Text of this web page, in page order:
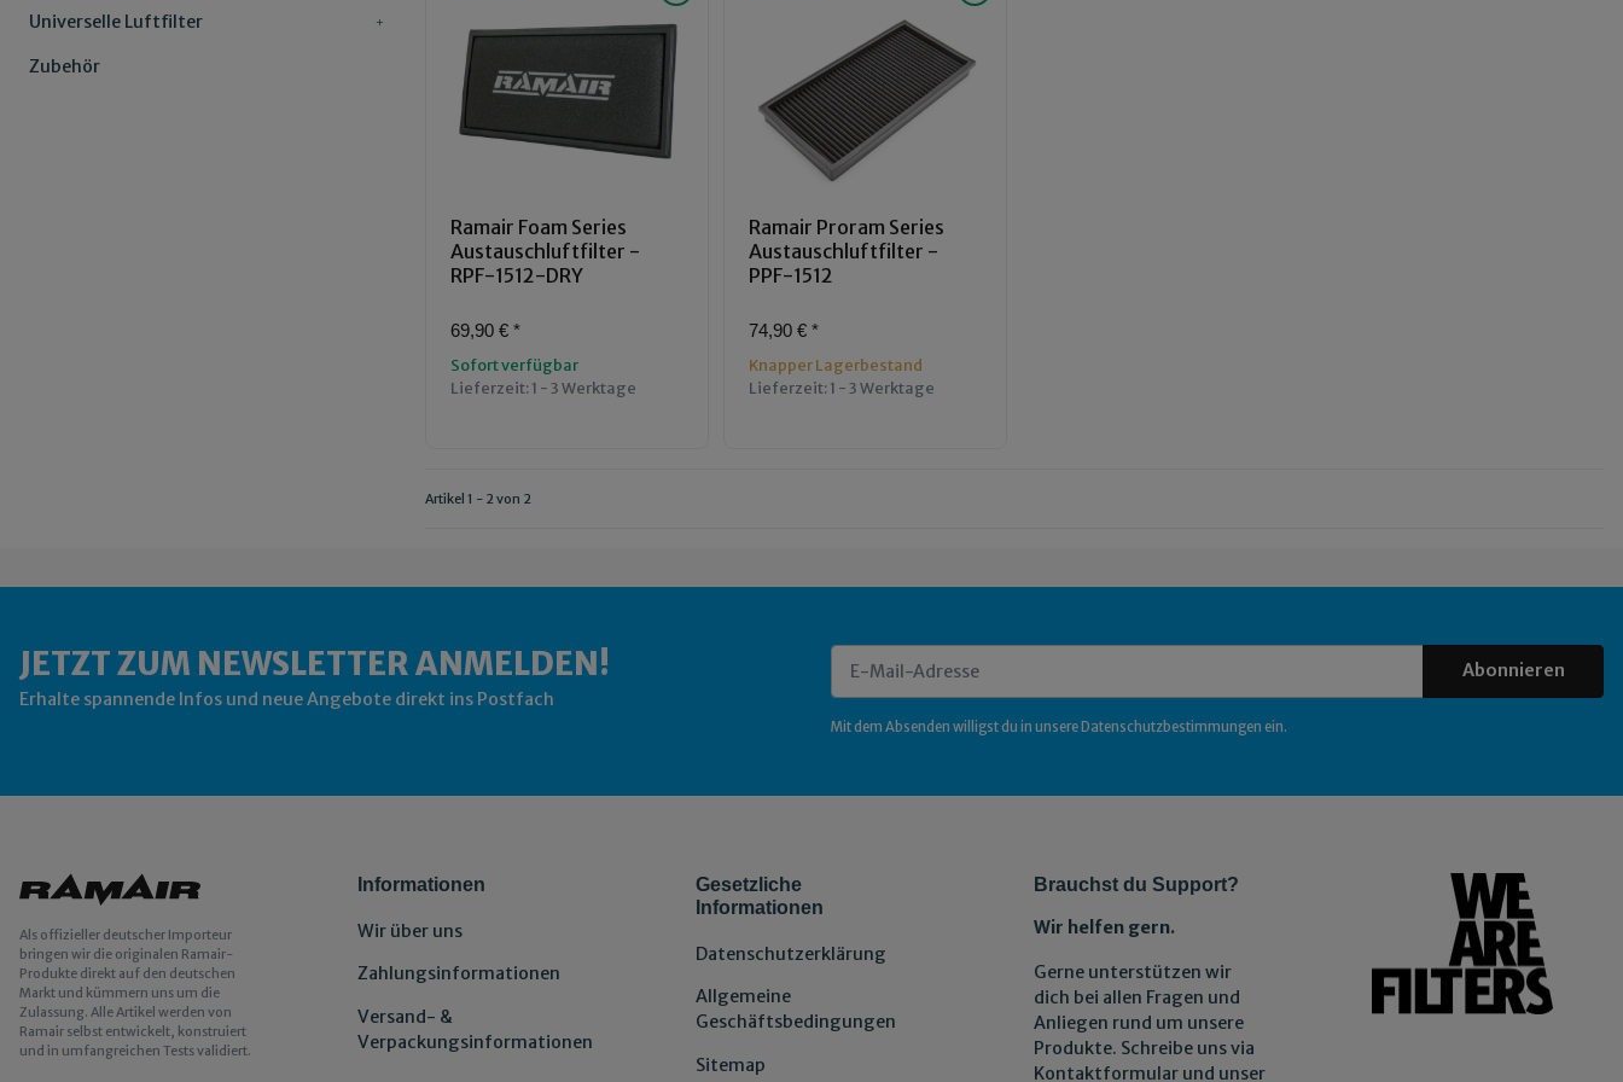
Ramair Foam Series
Austauschluftfilter -
RPF-1512-DRY
69,90 € *
Sofort verfügbar
Lieferzeit:1 - 3 Werktage
Ramair Proram Series
Austauschluftfilter -
PPF-1512
74,90 € *
Knapper Lagerbestand
Lieferzeit:1 - 3 Werktage
Artikel 1 - 2 von 2
Universelle Luftfilter
Zubehör
JETZT ZUM NEWSLETTER ANMELDEN!
Erhalte spannende Infos und neue Angebote direkt ins Postfach
Abonnieren
Mit dem Absenden willigst du in unsereDatenschutzbestimmungen ein.
Als offizieller deutscher Importeur
bringen wir die originalen Ramair-
Produkte direkt auf den deutschen
Markt und kümmern uns um die
Zulassung. Alle Artikel werden von
Ramair selbst entwickelt, konstruiert
und in umfangreichen Tests validiert.
Informationen
Wir über uns
Zahlungsinformationen
Versand- &
Verpackungsinformationen
Gesetzliche
Informationen
Datenschutzerklärung
Allgemeine
Geschäftsbedingungen
Sitemap
Brauchst du Support?
Wir helfen gern.
Gerne unterstützen wir
dich bei allen Fragen und
Anliegen rund um unsere
Produkte. Schreibe uns via
Kontaktformular und unser